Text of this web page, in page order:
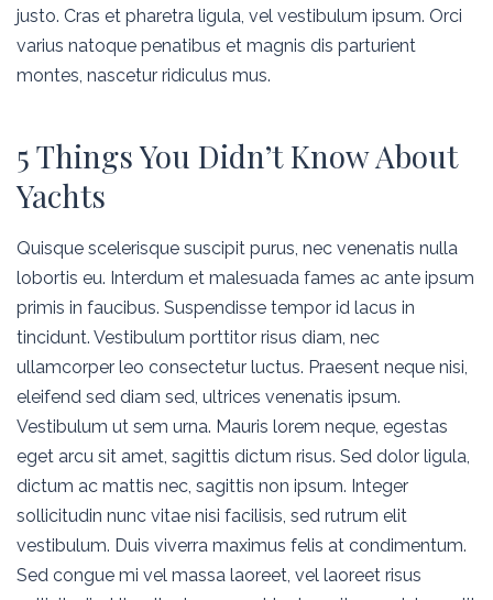
justo. Cras et pharetra ligula, vel vestibulum ipsum. Orci
varius natoque penatibus et magnis dis parturient
montes, nascetur ridiculus mus.
5 Things You Didn’t Know About
Yachts
Quisque scelerisque suscipit purus, nec venenatis nulla
lobortis eu. Interdum et malesuada fames ac ante ipsum
primis in faucibus. Suspendisse tempor id lacus in
tincidunt. Vestibulum porttitor risus diam, nec
ullamcorper leo consectetur luctus. Praesent neque nisi,
eleifend sed diam sed, ultrices venenatis ipsum.
Vestibulum ut sem urna. Mauris lorem neque, egestas
eget arcu sit amet, sagittis dictum risus. Sed dolor ligula,
dictum ac mattis nec, sagittis non ipsum. Integer
sollicitudin nunc vitae nisi facilisis, sed rutrum elit
vestibulum. Duis viverra maximus felis at condimentum.
Sed congue mi vel massa laoreet, vel laoreet risus